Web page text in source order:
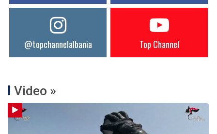
@topchannelalbania Top Channel
Video »